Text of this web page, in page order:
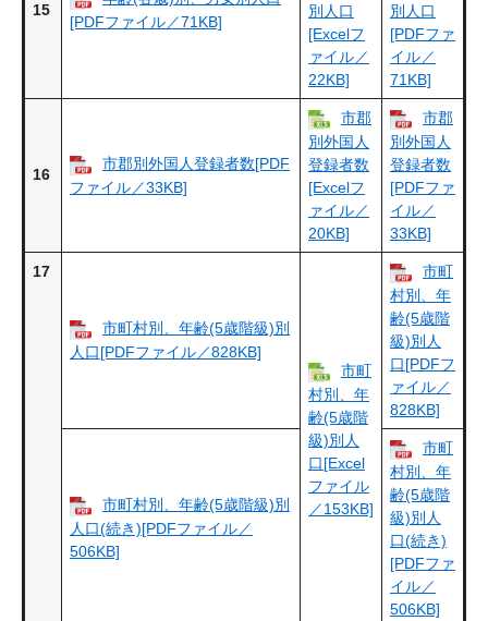
15
[PDFファイル／71KB]
別人口
[Excelフ
ァイル／
22KB]
別人口
[PDFファ
イル／
71KB]
16
市郡別外国人登録者数[PDF
ファイル／33KB]
市郡
別外国人
登録者数
[Excelフ
ァイル／
20KB]
市郡
別外国人
登録者数
[PDFファ
イル／
33KB]
17
市町村別、年齢(5歳階級)別
人口[PDFファイル／828KB]
市町
村別、年
齢(5歳階
級)別人
口[Excel
ファイル
／153KB]
市町
村別、年
齢(5歳階
級)別人
口[PDFフ
ァイル／
828KB]
市町村別、年齢(5歳階級)別
人口(続き)[PDFファイル／
506KB]
市町
村別、年
齢(5歳階
級)別人
口(続き)
[PDFファ
イル／
506KB]